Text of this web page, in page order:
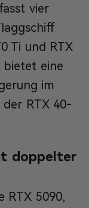
vier
Ti und RTX
bietet eine
im
RTX 40-
doppelter
RTX 5090,